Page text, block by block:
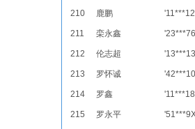
210 鹿鹏 '11***12
211 栾永鑫 '23***76
212 伦志超 '13***13
213 罗怀诚 '42***10
214 罗鑫 '11***18
215 罗永平